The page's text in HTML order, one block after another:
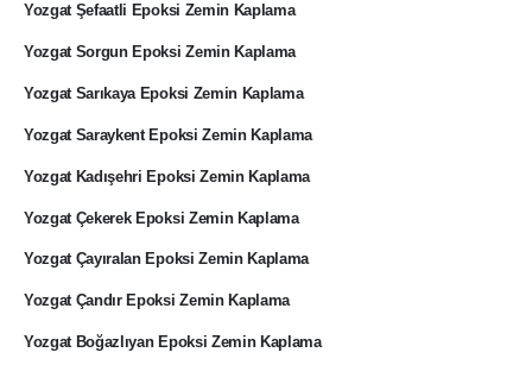
Yozgat Şefaatli Epoksi Zemin Kaplama
Yozgat Sorgun Epoksi Zemin Kaplama
Yozgat Sarıkaya Epoksi Zemin Kaplama
Yozgat Saraykent Epoksi Zemin Kaplama
Yozgat Kadışehri Epoksi Zemin Kaplama
Yozgat Çekerek Epoksi Zemin Kaplama
Yozgat Çayıralan Epoksi Zemin Kaplama
Yozgat Çandır Epoksi Zemin Kaplama
Yozgat Boğazlıyan Epoksi Zemin Kaplama